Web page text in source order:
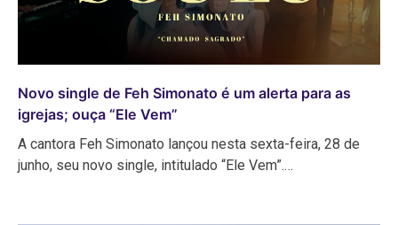
Novo single de Feh Simonato é um alerta para as
igrejas; ouça “Ele Vem”
A cantora Feh Simonato lançou nesta sexta-feira, 28 de
junho, seu novo single, intitulado “Ele Vem”.…